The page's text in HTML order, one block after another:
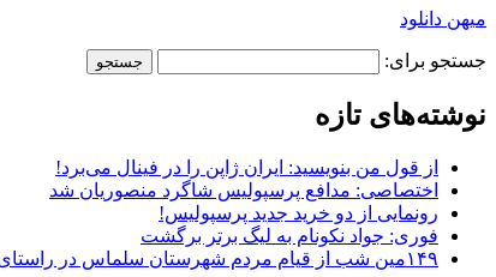
میهن دانلود
جستجو برای:
نوشته‌های تازه
از قول من بنویسید: ایران ژاپن را در فینال می‌برد!
اختصاصی: مدافع پرسپولیس شاگرد منصوریان شد
رونمایی از دو خرید جدید پرسپولیس!
فوری: جواد نکونام به لیگ برتر برگشت
۱۴۹مین شب از قیام مردم شهرستان سلماس در راستای خونخواهی رهبر شهید + تصاویر